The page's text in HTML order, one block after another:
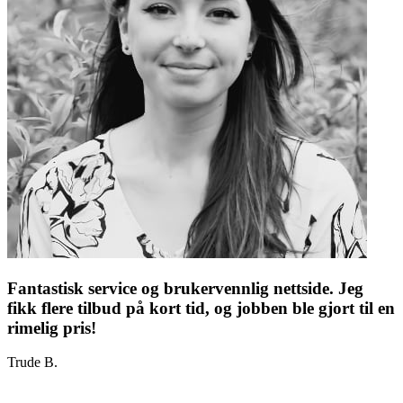
Fantastisk service og brukervennlig nettside. Jeg
fikk flere tilbud på kort tid, og jobben ble gjort til en
rimelig pris!
Trude B.